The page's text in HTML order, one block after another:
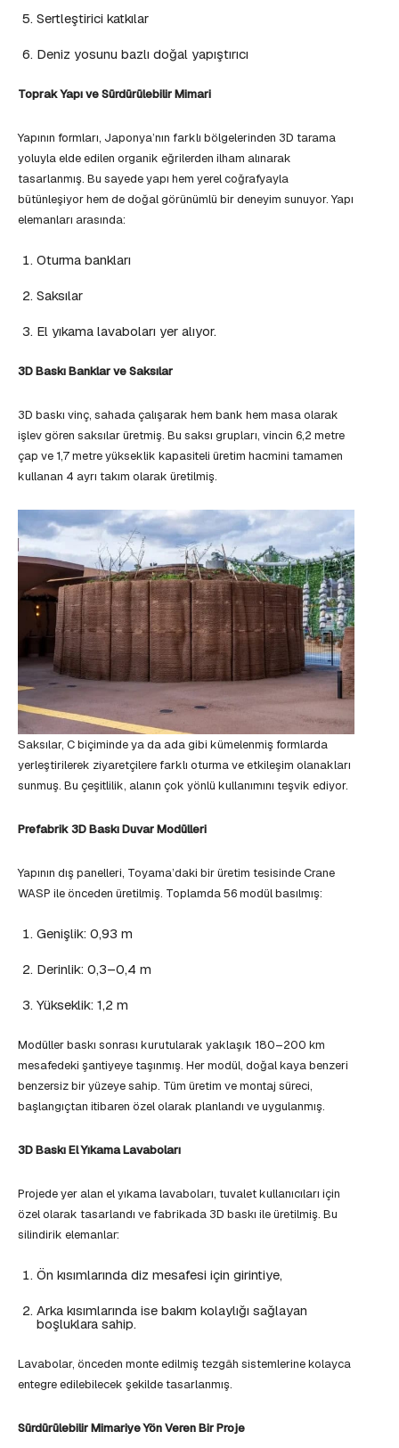
Sertleştirici katkılar
Deniz yosunu bazlı doğal yapıştırıcı
Toprak Yapı ve Sürdürülebilir Mimari
Yapının formları, Japonya’nın farklı bölgelerinden 3D tarama
yoluyla elde edilen organik eğrilerden ilham alınarak
tasarlanmış. Bu sayede yapı hem yerel coğrafyayla
bütünleşiyor hem de doğal görünümlü bir deneyim sunuyor. Yapı
elemanları arasında:
Oturma bankları
Saksılar
El yıkama lavaboları yer alıyor.
3D Baskı Banklar ve Saksılar
3D baskı vinç, sahada çalışarak hem bank hem masa olarak
işlev gören saksılar üretmiş. Bu saksı grupları, vincin 6,2 metre
çap ve 1,7 metre yükseklik kapasiteli üretim hacmini tamamen
kullanan 4 ayrı takım olarak üretilmiş.
Saksılar, C biçiminde ya da ada gibi kümelenmiş formlarda
yerleştirilerek ziyaretçilere farklı oturma ve etkileşim olanakları
sunmuş. Bu çeşitlilik, alanın çok yönlü kullanımını teşvik ediyor.
Prefabrik 3D Baskı Duvar Modülleri
Yapının dış panelleri, Toyama’daki bir üretim tesisinde Crane
WASP ile önceden üretilmiş. Toplamda 56 modül basılmış:
Genişlik: 0,93 m
Derinlik: 0,3–0,4 m
Yükseklik: 1,2 m
Modüller baskı sonrası kurutularak yaklaşık 180–200 km
mesafedeki şantiyeye taşınmış. Her modül, doğal kaya benzeri
benzersiz bir yüzeye sahip. Tüm üretim ve montaj süreci,
başlangıçtan itibaren özel olarak planlandı ve uygulanmış.
3D Baskı El Yıkama Lavaboları
Projede yer alan el yıkama lavaboları, tuvalet kullanıcıları için
özel olarak tasarlandı ve fabrikada 3D baskı ile üretilmiş. Bu
silindirik elemanlar:
Ön kısımlarında diz mesafesi için girintiye,
Arka kısımlarında ise bakım kolaylığı sağlayan
boşluklara sahip.
Lavabolar, önceden monte edilmiş tezgâh sistemlerine kolayca
entegre edilebilecek şekilde tasarlanmış.
Sürdürülebilir Mimariye Yön Veren Bir Proje